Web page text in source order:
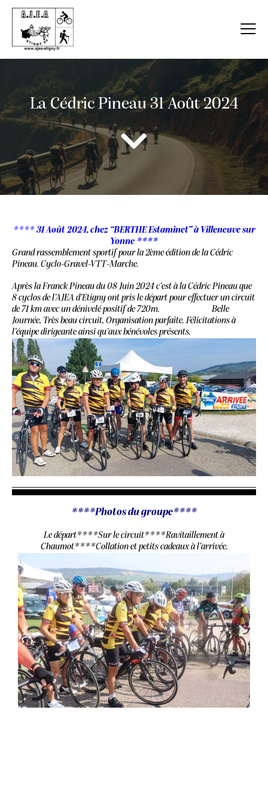
La Cédric Pineau 31 Août 2024
****31 Août 2024, chez “BERTHE Estaminet” à Villeneuve sur
Yonne ****
Grand rassemblement sportif pour la 2ème édition de la Cédric
Pineau. Cyclo-Gravel-VTT-Marche.
Après la Franck Pineau du 08 Juin 2024 c’est à la Cédric Pineau que
8 cyclos de l’AJEA d’Etigny ont pris le départ pour effectuer un circuit
de 71 km avec un dénivelé positif de 720m.Belle
Journée, Très beau circuit, Organisation parfaite. Félicitations à
l’équipe dirigeante ainsi qu’aux bénévoles présents.
****Photos du groupe****
Le départ****Sur le circuit****Ravitaillement à
Chaumot****Collation et petits cadeaux à l’arrivée.